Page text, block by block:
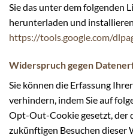
Sie das unter dem folgenden
herunterladen und
https://tools.google.com/
Widerspruch gegen
Sie können die Erfassung
verhindern, indem Sie auf
Opt-Out-Cookie gesetzt, der
zukünftigen Besuchen dieser